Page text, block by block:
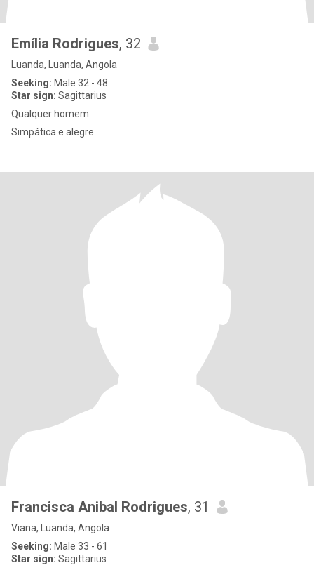
Emília Rodrigues, 32
Luanda, Luanda, Angola
Seeking: Male 32 - 48
Star sign: Sagittarius
Qualquer homem
Simpática e alegre
Francisca Anibal Rodrigues, 31
Viana, Luanda, Angola
Seeking: Male 33 - 61
Star sign: Sagittarius